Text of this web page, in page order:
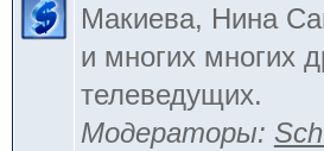
Макиева, Нина
и многих многих
телеведущих.
Модераторы: